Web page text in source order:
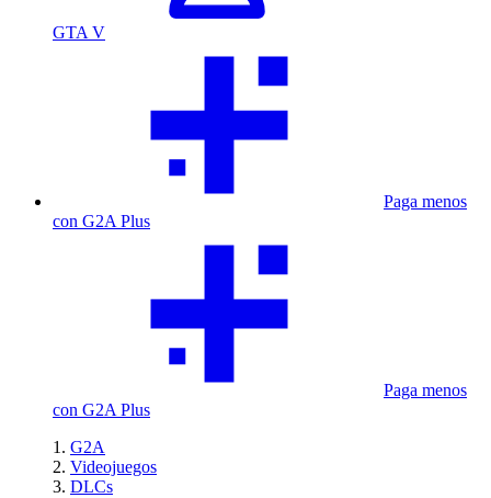
GTA V
Paga menos
con G2A Plus
Paga menos
con G2A Plus
G2A
Videojuegos
DLCs